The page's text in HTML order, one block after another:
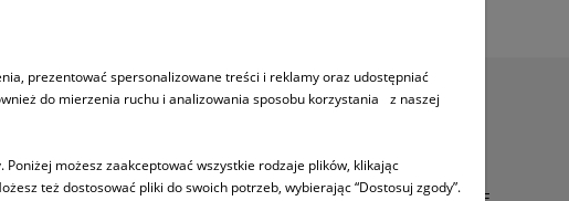
Dostępność produktów
5 lat gwarancji!
prezentować spersonalizowane treści i reklamy oraz udostępniać
do mierzenia ruchu i analizowania sposobu korzystania z naszej
możesz zaakceptować wszystkie rodzaje plików, klikając
też dostosować pliki do swoich potrzeb, wybierając “Dostosuj zgody”.